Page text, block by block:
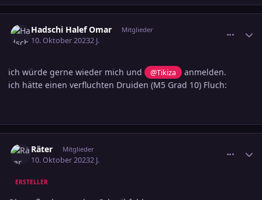
Hadschi Halef Omar Mitglieder
10. Oktober 20232 J.
ich würde gerne wieder mich und @Tikiza
anmelden.
ich hätte einen verfluchten Druiden (M5 Grad 10) Fluch:
Räter Mitglieder
10. Oktober 20232 J.
ERSTELLER